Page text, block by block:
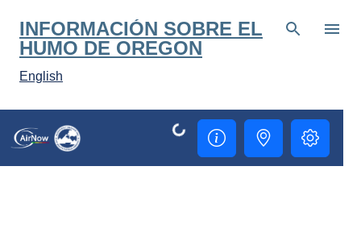
Ir al contenido principal
INFORMACIÓN SOBRE EL
HUMO DE OREGON
English